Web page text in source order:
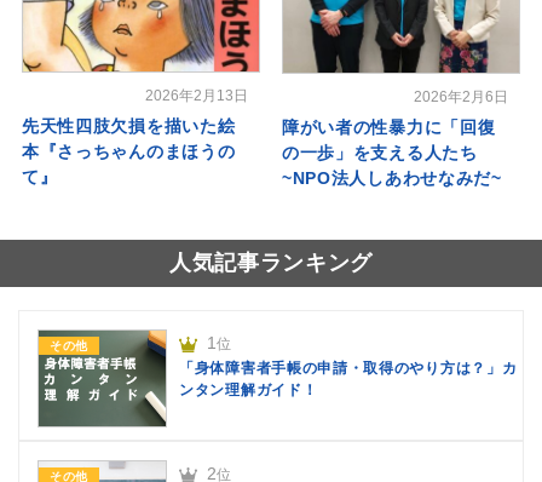
2026年2月13日
先天性四肢欠損を描いた絵
本『さっちゃんのまほうの
て』
2026年2月6日
障がい者の性暴力に「回復
の一歩」を支える人たち
~NPO法人しあわせなみだ~
人気記事ランキング
その他 1 位
「身体障害者手帳の申請・取得のやり方は？」カ
ンタン理解ガイド！
その他 2位